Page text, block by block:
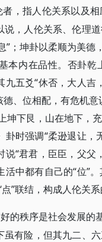
者，指人伦关系以及
，人伦关系、伦理
；坤卦以柔顺为美德
本内在品性。否卦乾
五爻“休否，大人吉
、位相配，有危机
坤下艮，山在地下，
时强调“柔逊退让，
“君君，臣臣，父父
中都有自己的“位”
”联结，构成人伦关
的秩序是社会发展的
有险，但其九二、